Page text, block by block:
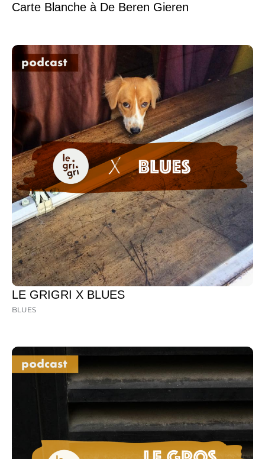
Carte Blanche à De Beren Gieren
LE GRIGRI X BLUES
BLUES